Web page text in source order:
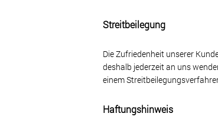
Streitbeilegung
Die Zufriedenheit unserer
deshalb jederzeit an uns
einem
Haftungshinweis